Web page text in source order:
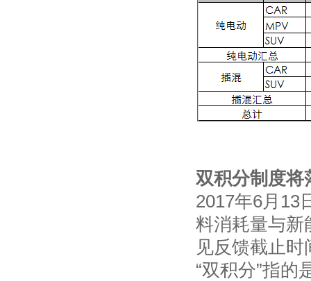
双积分制度将
2017年6月13
料消耗量与新
见反馈截止
“双积分”指